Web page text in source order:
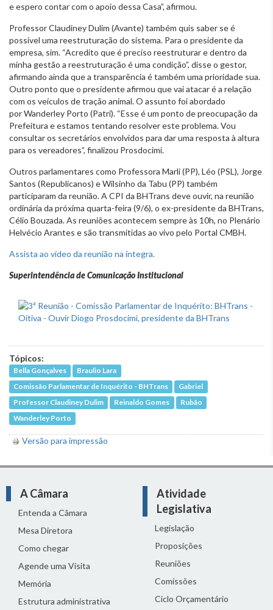
e espero contar com o apoio dessa Casa”, afirmou.
Professor Claudiney Dulim (Avante) também quis saber se é
possível uma reestruturação do sistema. Para o presidente da
empresa, sim. “Acredito que é preciso reestruturar e dentro da
minha gestão a reestruturação é uma condição”, disse o gestor,
afirmando ainda que a transparência é também uma prioridade sua.
Outro ponto que o presidente afirmou que vai atacar é a relação
com os veículos de tração animal. O assunto foi abordado
por Wanderley Porto (Patri). “Esse é um ponto de preocupação da
Prefeitura e estamos tentando resolver este problema. Vou
consultar os secretários envolvidos para dar uma resposta à altura
para os vereadores”, finalizou Prosdocimi.
Outros parlamentares como Professora Marli (PP), Léo (PSL), Jorge
Santos (Republicanos) e Wilsinho da Tabu (PP) também
participaram da reunião. A CPI da BHTrans deve ouvir, na reunião
ordinária da próxima quarta-feira (9/6), o ex-presidente da BHTrans,
Célio Bouzada. As reuniões acontecem sempre às 10h, no Plenário
Helvécio Arantes e são transmitidas ao vivo pelo Portal CMBH.
Assista ao vídeo da reunião na íntegra.
Superintendência de Comunicação Institucional
Tópicos:
Bella Gonçalves
Braulio Lara
Comissão Parlamentar de Inquérito - BHTrans
Gabriel
Professor Claudiney Dulim
Reinaldo Gomes
Rubão
Wanderley Porto
Versão para impressão
A Câmara
Entenda a Câmara
Mesa Diretora
Como chegar
Agende uma Visita
Memória
Estrutura administrativa
Atividade
Legislativa
Legislação
Proposições
Reuniões
Comissões
Ciclo Orçamentário